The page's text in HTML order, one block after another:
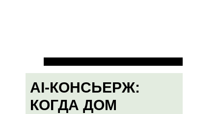
AI-КОНСЬЕРЖ:
КОГДА ДОМ